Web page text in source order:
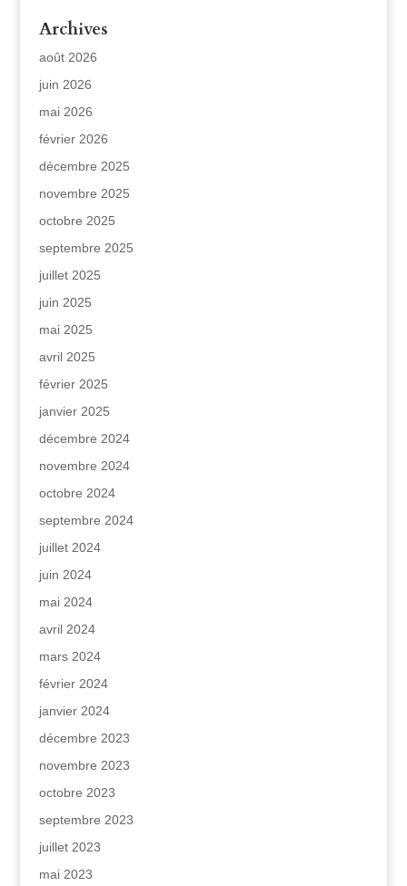
Archives
août 2026
juin 2026
mai 2026
février 2026
décembre 2025
novembre 2025
octobre 2025
septembre 2025
juillet 2025
juin 2025
mai 2025
avril 2025
février 2025
janvier 2025
décembre 2024
novembre 2024
octobre 2024
septembre 2024
juillet 2024
juin 2024
mai 2024
avril 2024
mars 2024
février 2024
janvier 2024
décembre 2023
novembre 2023
octobre 2023
septembre 2023
juillet 2023
mai 2023